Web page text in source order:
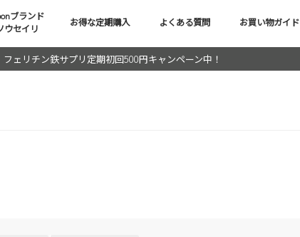
ブランド
ウセイリ
お得な定期購入 よくある質問 お買い物ガイド
フェリチン鉄サプリ定期初回500円キャンペーン中！